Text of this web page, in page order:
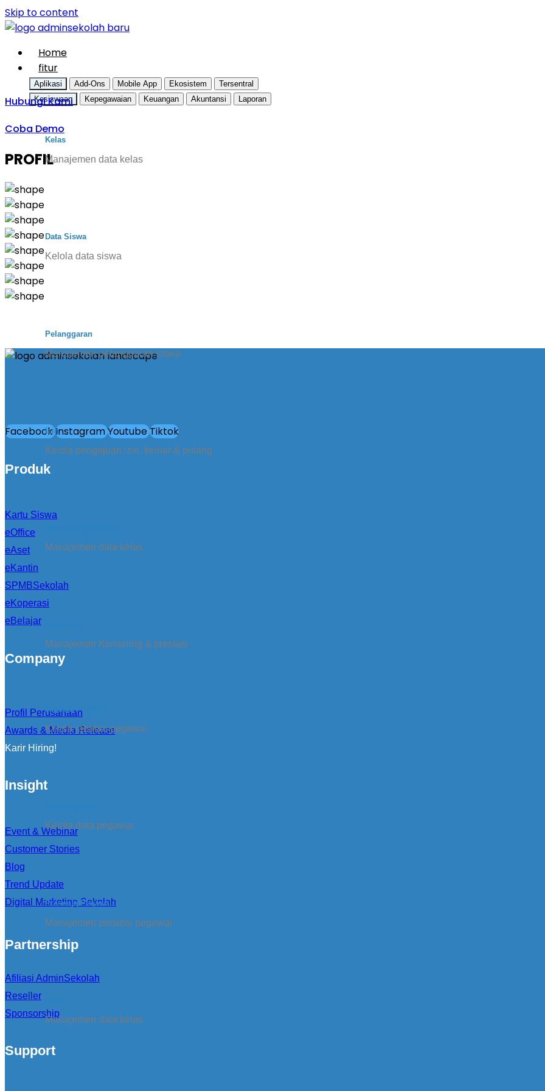
Skip to content
Home
fitur
Aplikasi Add-Ons Mobile App Ekosistem
Tersentral
Kesiswaan
Kepegawaian Keuangan Akuntansi Laporan
Kelas
Manajemen data kelas
Data Siswa
Kelola data siswa
Pelanggaran
Manajemen pelanggaran siswa
Izin
Kelola pengajuan izin, keluar & pulang
Manajemen data kelas
Manajemen Konseling & prestasi
Jabatan Pegawai
Kelola jabatan pegawai
Kelola data pegawai
Presensi Pegawai
Manajemen presinsi pegawai
Manajemen data kelas
Hubungi Kami
Coba Demo
PROFIL
Facebook InstagramYoutubeTiktok
Produk
Kartu Siswa
eOffice
eAset
eKantin
SPMBSekolah
eKoperasi
eBelajar
Company
Profil Perusahaan
Awards & Media Release
Karir Hiring!
Insight
Event & Webinar
Customer Stories
Blog
Trend Update
Digital Marketing Sekolah
Partnership
Afiliasi AdminSekolah
Reseller
Sponsorship
Support